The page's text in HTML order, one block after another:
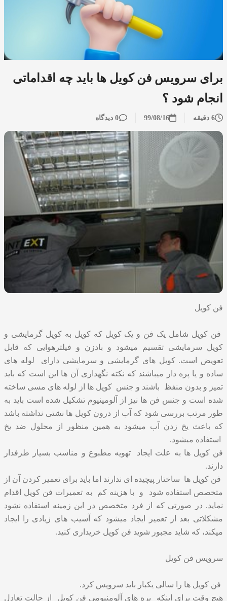
برای سرویس فن کویل ها باید چه اقداماتی
انجام شود ؟
6 دقیقه 99/08/16 0 دیدگاه
فن کویل
فن کویل شامل یک فن و یک کویل که کویل به کویل گرمایشی و
کویل سرمایشی تقسیم میشود و بادزن و فیلترهوایی که قابل
تعویض است. کویل های گرمایشی و سرمایشی دارای لوله های
ساده و یا پره دار میباشند که نکته نگهداری آن ها این است که باید
تمیز و بدون منفظ باشند و جنس کویل ها از لوله های مسی ساخته
شده است و جنس فن ها نیز از آلومینیوم تشکیل شده است باید به
طور مرتب بررسی شود که آب از درون کویل ها نشتی نداشته باشد
که باعث یخ زدن آب میشود به همین منظور از محلول ضد یخ
استفاده میشود.
فن کویل ها به علت ایجاد تهویه مطبوع و مناسب بسیار طرفدار
دارند.
فن کویل ها ساختار پیچیده ای ندارند اما باید برای تعمیر کردن آن از
متخصص استفاده شود و با هزینه کم به تعمیرات فن کویل اقدام
نماید. در صورتی که از فرد متخصص در این زمینه استفاده نشود
مشکلاتی بعد از تعمیر ایجاد میشود که آسیب های زیادی را ایجاد
میکند، که شاید مجبور شوید فن کویل خریداری کنید.
سرویس فن کویل
فن کویل ها را سالی یکبار باید سرویس کرد.
هیچ وقت برای اینکه پره های آلومنیومی فن کویل از حالت تعادل